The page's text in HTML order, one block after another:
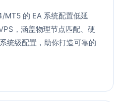
MT5 的 EA 系统配置低延
，涵盖物理节点匹配、硬
统级配置，助你打造可靠的